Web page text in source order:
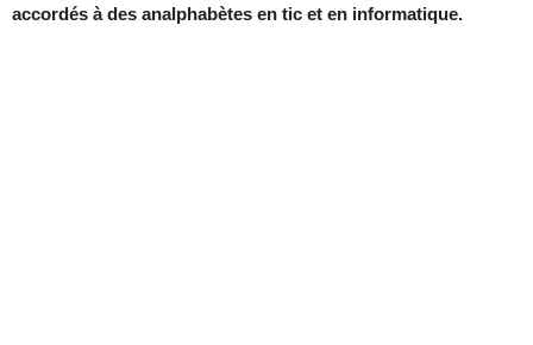
accordés à des analphabètes en tic et en informatique.